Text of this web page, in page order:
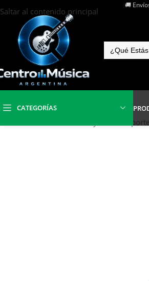
Saltar al contenido principal
🚚
CATEGORÍAS